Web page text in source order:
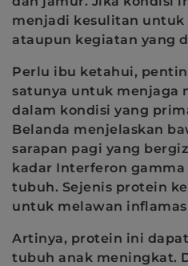
menjadi kesulitan
ataupun kegiatan yang
Perlu ibu ketahui,
satunya untuk menjaga
dalam kondisi yang
Belanda menjelaskan
sarapan pagi yang
kadar Interferon gamma
tubuh. Sejenis protein
untuk melawan
Artinya, protein ini
tubuh anak meningkat.